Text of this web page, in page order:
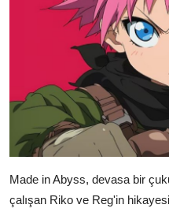
Made in Abyss, devasa bir
çalışan Riko ve Reg'in